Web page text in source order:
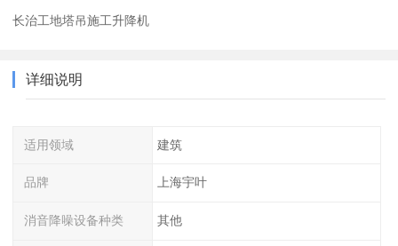
长治工地塔吊施工升降机
详细说明
适用领域 建筑
品牌 上海宇叶
消音降噪设备种类 其他